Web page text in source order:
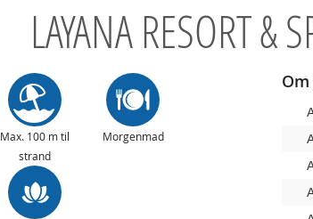
LAYANA RESORT &
Max. 100 m til
strand
Morgenmad